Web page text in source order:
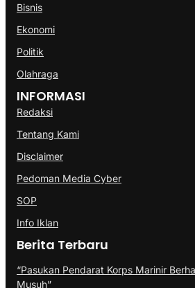
Bisnis
Ekonomi
Politik
Olahraga
INFORMASI
Redaksi
Tentang Kami
Disclaimer
Pedoman Media Cyber
SOP
Info Iklan
Berita Terbaru
“Pasukan Pendarat Korps Marinir
Musuh”